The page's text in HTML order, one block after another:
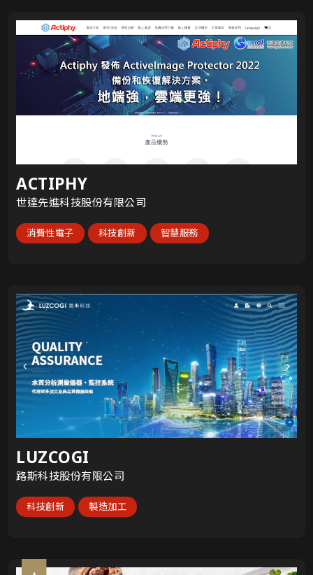
ACTIPHY
世達先進科技股份有限公司
消費性電子 科技創新 智慧服務
LUZCOGI
路斯科技股份有限公司
科技創新 製造加工